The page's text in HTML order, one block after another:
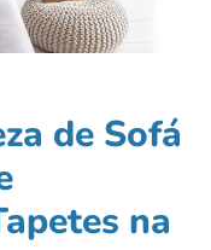
de Sofá
na